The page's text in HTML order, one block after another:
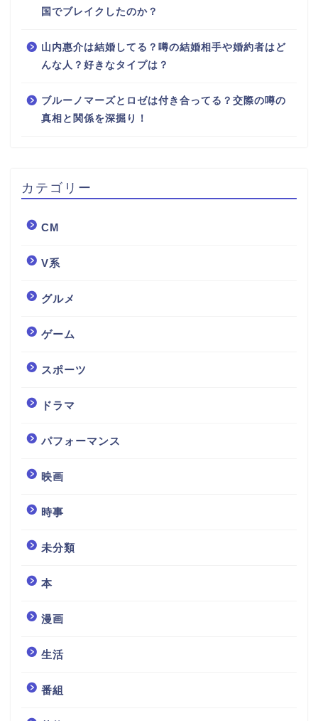
国でブレイクしたのか？
山内惠介は結婚してる？噂の結婚相手や婚約者はど
んな人？好きなタイプは？
ブルーノマーズとロゼは付き合ってる？交際の噂の
真相と関係を深掘り！
カテゴリー
CM
V系
グルメ
ゲーム
スポーツ
ドラマ
パフォーマンス
映画
時事
未分類
本
漫画
生活
番組